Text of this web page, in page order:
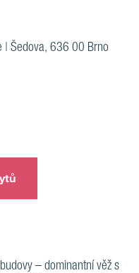
| Šedova, 636 00 Brno
– dominantní věž s